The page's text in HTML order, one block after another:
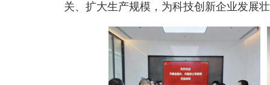
关、扩大生产规模，为科技创新企业发展